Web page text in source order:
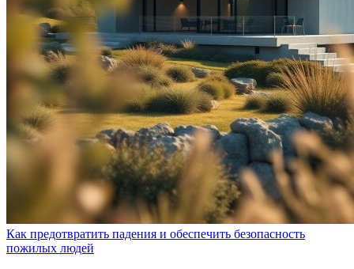
Как предотвратить падения и обеспечить безопасность
пожилых людей